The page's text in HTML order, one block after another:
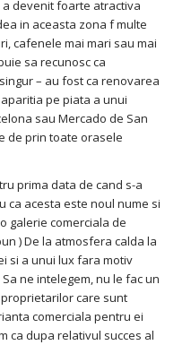
devenit foarte atractiva
in aceasta zona f multe
cafenele mai mari sau mai
sa recunosc ca
– au fost ca renovarea
pe piata a unui
sau Mercado de San
de prin toate orasele
prima data de cand s-a
ca acesta este noul nume si
galerie comerciala de
) De la atmosfera calda la
si a unui lux fara motiv
ne intelegem, nu le fac un
care sunt
comerciala pentru ei
ca dupa relativul succes al